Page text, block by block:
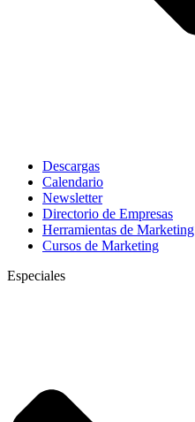
Descargas
Calendario
Newsletter
Directorio de Empresas
Herramientas de Marketing
Cursos de Marketing
Especiales